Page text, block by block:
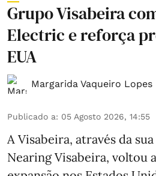
Grupo Visabeira
Electric e reforça
EUA
Margarida Vaqueiro Lopes
Publicado a: 05 Agosto 2026, 14:55
A Visabeira, através da
Nearing Visabeira, voltou